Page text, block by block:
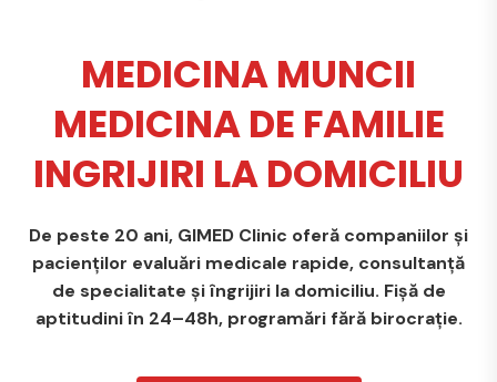
MEDICINA MUNCII
MEDICINA DE FAMILIE
INGRIJIRI LA DOMICILIU
De peste 20 ani, GIMED Clinic oferă companiilor și
pacienților evaluări medicale rapide, consultanță
de specialitate și îngrijiri la domiciliu. Fișă de
aptitudini în 24–48h, programări fără birocrație.